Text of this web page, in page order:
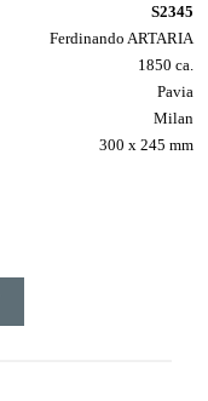
S2345
Ferdinando ARTARIA
1850 ca.
Pavia
Milan
300 x 245 mm